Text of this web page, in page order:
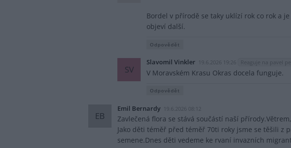
Bordel v přírodě se taky uklízí rok co rok a
objeví další.
Odpovědět
SV
Slavomil Vinkler 19.6.2026 19:26 Reaguje na pavel
V Moravském Krasu Okras docela funguje.
Odpovědět
EB
Emil Bernardy 19.6.2026 08:12
Zavlečená flora se stává součástí naší
Jako děti téměř před téměř 70ti roky jsme se těšili z
semene.Dnes děti vedeme ke rvaní invazních